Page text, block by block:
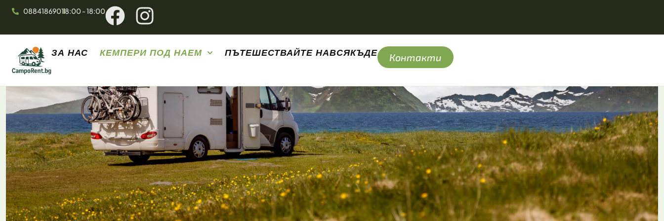
08841869018:00 - 18:00
ЗА НАС КЕМПЕРИ ПОД НАЕМ ПЪТЕШЕСТВАЙТЕ НАВСЯКЪДЕ Контакти